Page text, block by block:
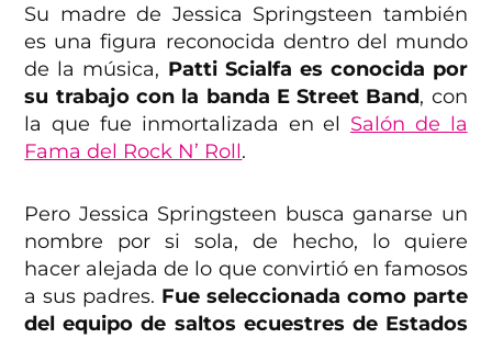
Su madre de Jessica Springsteen también
es una figura reconocida dentro del mundo
de la música, Patti Scialfa es conocida por
su trabajo con la banda E Street Band, con
la que fue inmortalizada en el Salón de la
Fama del Rock N’ Roll.
Pero Jessica Springsteen busca ganarse un
nombre por si sola, de hecho, lo quiere
hacer alejada de lo que convirtió en famosos
a sus padres. Fue seleccionada como parte
del equipo de saltos ecuestres de Estados